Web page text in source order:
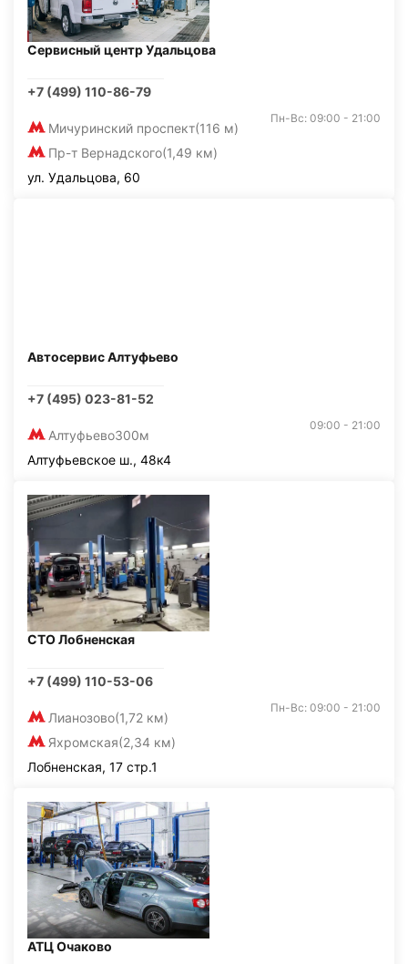
Сервисный центр Удальцова
+7 (499) 110-86-79
Мичуринский проспект(116 м)
Пр-т Вернадского(1,49 км)
Пн-Вс: 09:00 - 21:00
ул. Удальцова, 60
Автосервис Алтуфьево
+7 (495) 023-81-52
Алтуфьево300м
09:00 - 21:00
Алтуфьевское ш., 48к4
СТО Лобненская
+7 (499) 110-53-06
Лианозово(1,72 км)
Яхромская(2,34 км)
Пн-Вс: 09:00 - 21:00
Лобненская, 17 стр.1
АТЦ Очаково